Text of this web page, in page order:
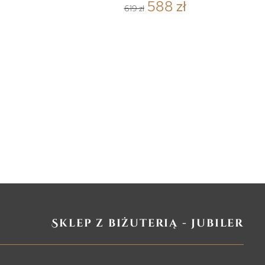
619 zł 588 zł
Sklep z biżuterią - jubiler